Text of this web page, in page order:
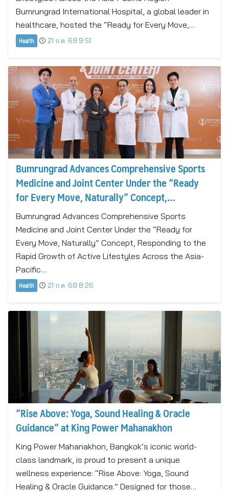
Bumrungrad International Hospital, a global leader in
healthcare, hosted the “Ready for Every Move,…
Health 21 ก.ค. 69 9:51
Bumrungrad Advances Comprehensive Sports
Medicine and Joint Center Under the “Ready
for Every Move, Naturally” Concept,
Responding to the Rapid Growth of Active
Lifestyles Across the Asia-Pacific Region
Bumrungrad Advances Comprehensive Sports
Medicine and Joint Center Under the “Ready for
Every Move, Naturally” Concept, Responding to the
Rapid Growth of Active Lifestyles Across the Asia-
Pacific…
Health 21 ก.ค. 69 8:26
“Rise Above: Yoga, Sound Healing & Oracle
Guidance” at King Power Mahanakhon
King Power Mahanakhon, Bangkok’s iconic world-
class landmark, is proud to present a unique
wellness experience: “Rise Above: Yoga, Sound
Healing & Oracle Guidance.” Designed for those…